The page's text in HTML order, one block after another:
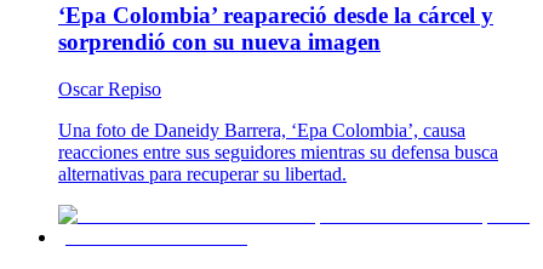
‘Epa Colombia’ reapareció desde la cárcel y
sorprendió con su nueva imagen
Oscar Repiso
Una foto de Daneidy Barrera, ‘Epa Colombia’, causa
reacciones entre sus seguidores mientras su defensa busca
alternativas para recuperar su libertad.